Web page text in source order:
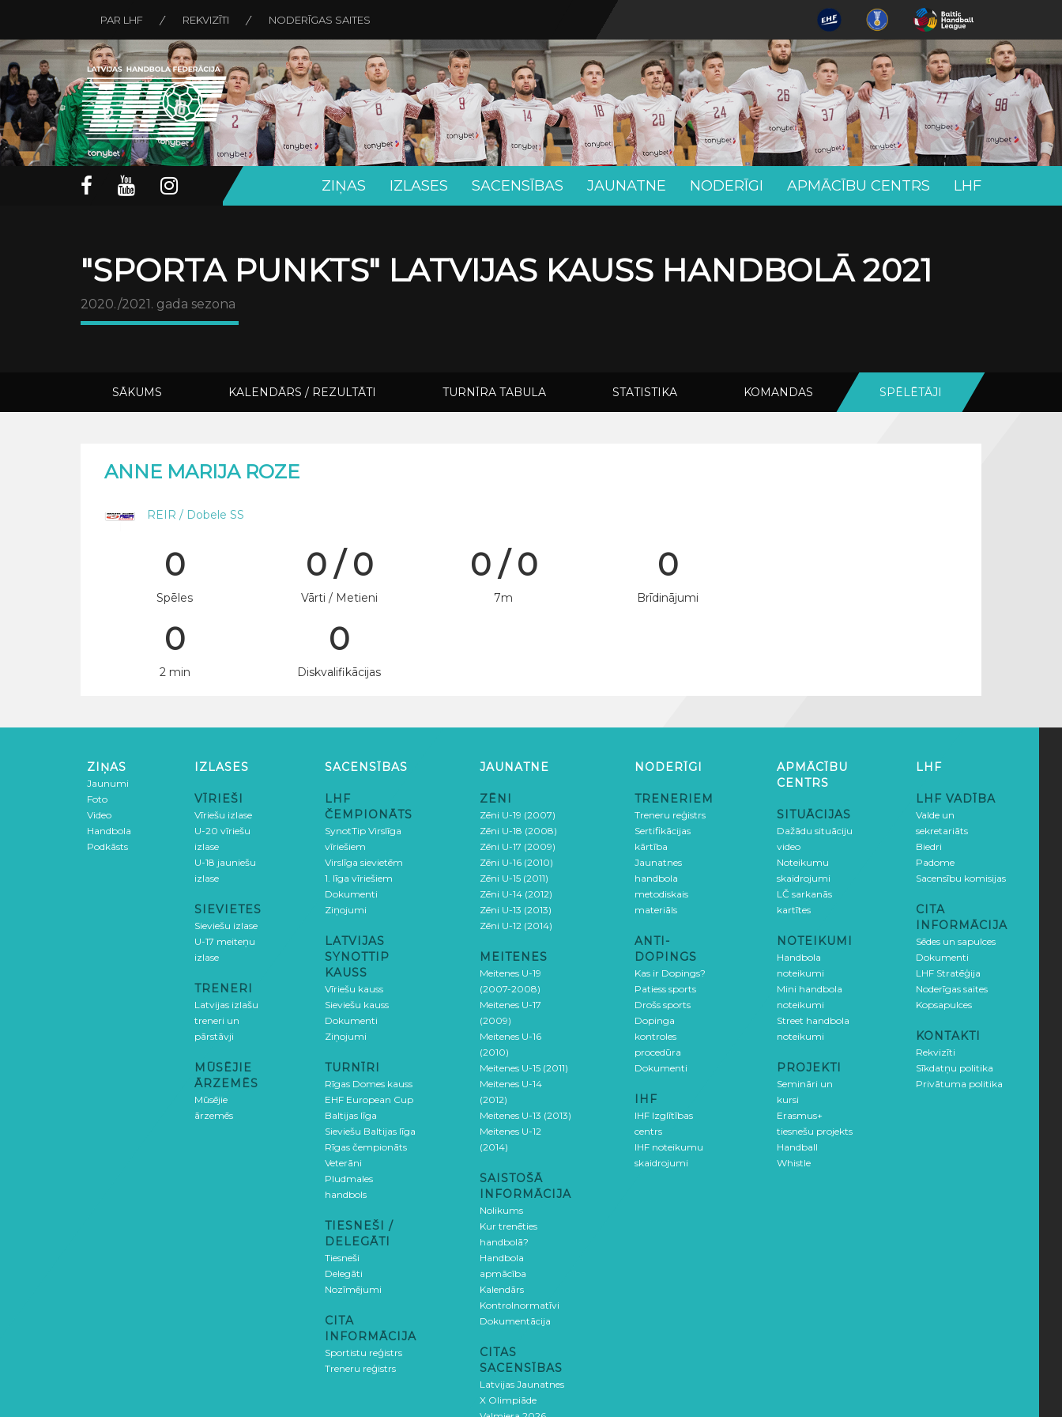
PAR LHF REKVIZĪTI NODERĪGAS SAITES
ZIŅAS IZLASES SACENSĪBAS JAUNATNE NODERĪGI APMĀCĪBU CENTRS LHF
"SPORTA PUNKTS" LATVIJAS KAUSS HANDBOLĀ 2021
2020./2021. gada sezona
SĀKUMS KALENDĀRS / REZULTĀTI TURNĪRA TABULA STATISTIKA KOMANDAS SPĒLĒTĀJI
ANNE MARIJA ROZE
REIR / Dobele SS
0
Spēles
0 / 0
Vārti / Metieni
0 / 0
7m
0
Brīdinājumi
0
2 min
0
Diskvalifikācijas
ZIŅAS
Jaunumi
Foto
Video
Handbola
Podkāsts
IZLASES
VĪRIEŠI
Vīriešu izlase
U-20 vīriešu
izlase
U-18 jauniešu
izlase
SIEVIETES
Sieviešu izlase
U-17 meiteņu
izlase
TRENERI
Latvijas izlašu
treneri un
pārstāvji
MŪSĒJIE
ĀRZEMĒS
Mūsējie
ārzemēs
SACENSĪBAS
LHF
ČEMPIONĀTS
SynotTip Virslīga
vīriešiem
Virslīga sievietēm
1. līga vīriešiem
Dokumenti
Ziņojumi
LATVIJAS
SYNOTTIP
KAUSS
Vīriešu kauss
Sieviešu kauss
Dokumenti
Ziņojumi
TURNĪRI
Rīgas Domes kauss
EHF European Cup
Baltijas līga
Sieviešu Baltijas līga
Rīgas čempionāts
Veterāni
Pludmales
handbols
TIESNEŠI /
DELEGĀTI
Tiesneši
Delegāti
Nozīmējumi
CITA
INFORMĀCIJA
Sportistu reģistrs
Treneru reģistrs
JAUNATNE
ZĒNI
Zēni U-19 (2007)
Zēni U-18 (2008)
Zēni U-17 (2009)
Zēni U-16 (2010)
Zēni U-15 (2011)
Zēni U-14 (2012)
Zēni U-13 (2013)
Zēni U-12 (2014)
MEITENES
Meitenes U-19
(2007-2008)
Meitenes U-17
(2009)
Meitenes U-16
(2010)
Meitenes U-15 (2011)
Meitenes U-14
(2012)
Meitenes U-13 (2013)
Meitenes U-12
(2014)
SAISTOŠĀ
INFORMĀCIJA
Nolikums
Kur trenēties
handbolā?
Handbola
apmācība
Kalendārs
Kontrolnormatīvi
Dokumentācija
CITAS
SACENSĪBAS
Latvijas Jaunatnes
X Olimpiāde
NODERĪGI
TRENERIEM
Treneru reģistrs
Sertifikācijas
kārtība
Jaunatnes
handbola
metodiskais
materiāls
ANTI-
DOPINGS
Kas ir Dopings?
Patiess sports
Drošs sports
Dopinga
kontroles
procedūra
Dokumenti
IHF
IHF Izglītības
centrs
IHF noteikumu
skaidrojumi
APMĀCĪBU
CENTRS
SITUĀCIJAS
Dažādu situāciju
video
Noteikumu
skaidrojumi
LČ sarkanās
kartītes
NOTEIKUMI
Handbola
noteikumi
Mini handbola
noteikumi
Street handbola
noteikumi
PROJEKTI
Semināri un
kursi
Erasmus+
tiesnešu projekts
Handball
Whistle
LHF
LHF VADĪBA
Valde un
sekretariāts
Biedri
Padome
Sacensību komisijas
CITA
INFORMĀCIJA
Sēdes un sapulces
Dokumenti
LHF Stratēģija
Noderīgas saites
Kopsapulces
KONTAKTI
Rekvizīti
Sīkdatņu politika
Privātuma politika